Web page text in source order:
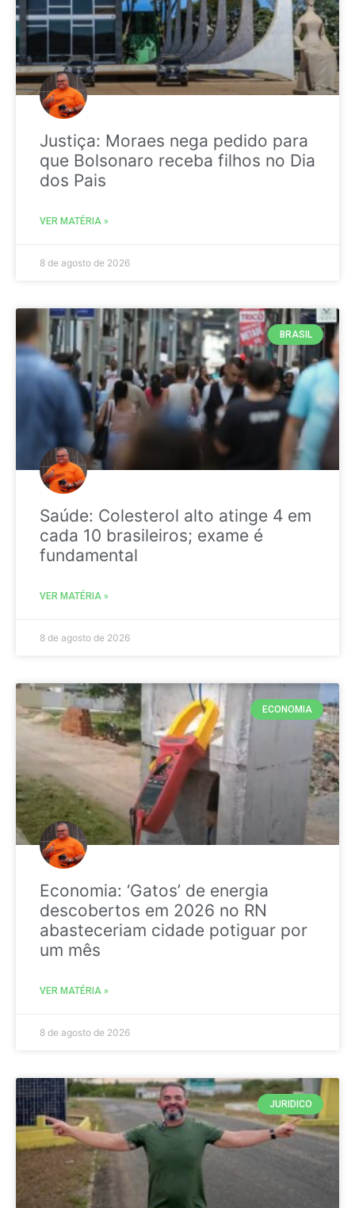
Justiça: Moraes nega pedido para
que Bolsonaro receba filhos no Dia
dos Pais
VER MATÉRIA »
8 de agosto de 2026
BRASIL
Saúde: Colesterol alto atinge 4 em
cada 10 brasileiros; exame é
fundamental
VER MATÉRIA »
8 de agosto de 2026
ECONOMIA
Economia: ‘Gatos’ de energia
descobertos em 2026 no RN
abasteceriam cidade potiguar por
um mês
VER MATÉRIA »
8 de agosto de 2026
JURIDICO